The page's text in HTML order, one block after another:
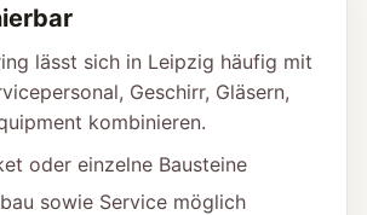
lässt sich in Leipzig häufig mit
Geschirr, Gläsern,
kombinieren.
oder einzelne Bausteine
sowie Service möglich